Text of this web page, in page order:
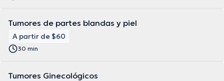
Tumores de partes blandas y piel
A partir de $60
30 min
Tumores Ginecológicos